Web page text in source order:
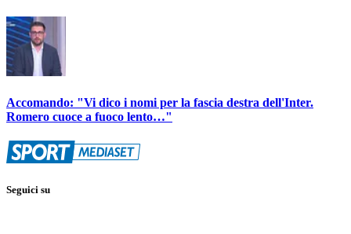
Accomando: "Vi dico i nomi per la fascia destra dell'Inter.
Romero cuoce a fuoco lento…"
Seguici su